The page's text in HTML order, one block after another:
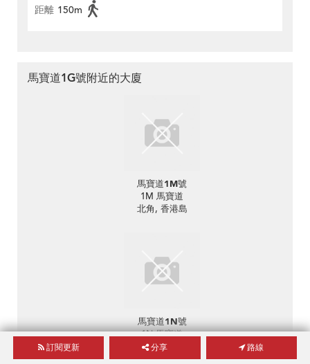
距離 150m
馬寶道1G號附近的大廈
馬寶道1M號
1M 馬寶道
北角, 香港島
馬寶道1N號
1N 馬寶道
北角, 香港島
訂閱更新 分享 路線